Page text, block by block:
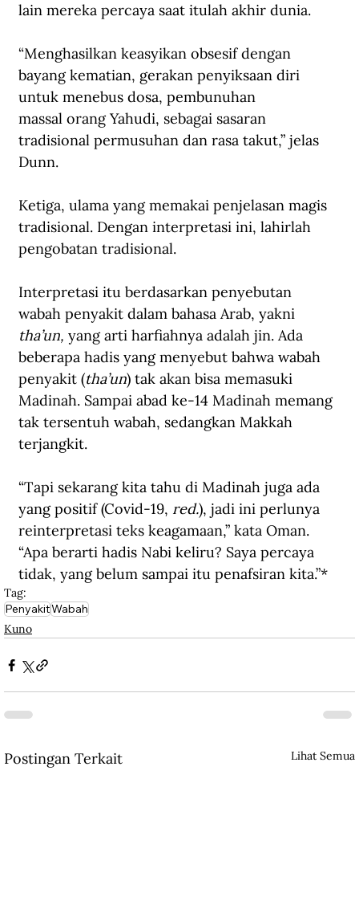
lain mereka percaya saat itulah akhir dunia.
“Menghasilkan keasyikan obsesif dengan
bayang kematian, gerakan penyiksaan diri
untuk menebus dosa, pembunuhan
massal orang Yahudi, sebagai sasaran
tradisional permusuhan dan rasa takut,” jelas
Dunn.
Ketiga, ulama yang memakai penjelasan magis
tradisional. Dengan interpretasi ini, lahirlah
pengobatan tradisional.
Interpretasi itu berdasarkan penyebutan
wabah penyakit dalam bahasa Arab, yakni
tha’un, yang arti harfiahnya adalah jin. Ada
beberapa hadis yang menyebut bahwa wabah
penyakit (tha’un) tak akan bisa memasuki
Madinah. Sampai abad ke-14 Madinah memang
tak tersentuh wabah, sedangkan Makkah
terjangkit.
“Tapi sekarang kita tahu di Madinah juga ada
yang positif (Covid-19, red.), jadi ini perlunya
reinterpretasi teks keagamaan,” kata Oman.
“Apa berarti hadis Nabi keliru? Saya percaya
tidak, yang belum sampai itu penafsiran kita.”*
Tag:
PenyakitWabah
Kuno
Postingan Terkait Lihat Semua